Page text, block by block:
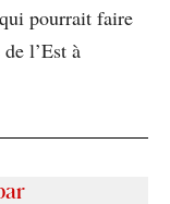
pourrait faire
l’Est à